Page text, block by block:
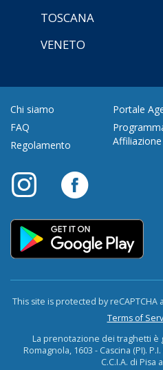
TOSCANA
VENETO
Chi siamo
FAQ
Regolamento
Portale
Affiliazione
This site is protected by reCAPTCHA
Terms of
La prenotazione dei traghetti è
Romagnola, 1603 - Cascina (PI).
C.C.I.A. di Pisa